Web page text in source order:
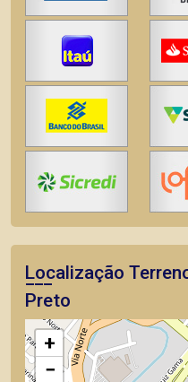
Localização
Preto
+
−